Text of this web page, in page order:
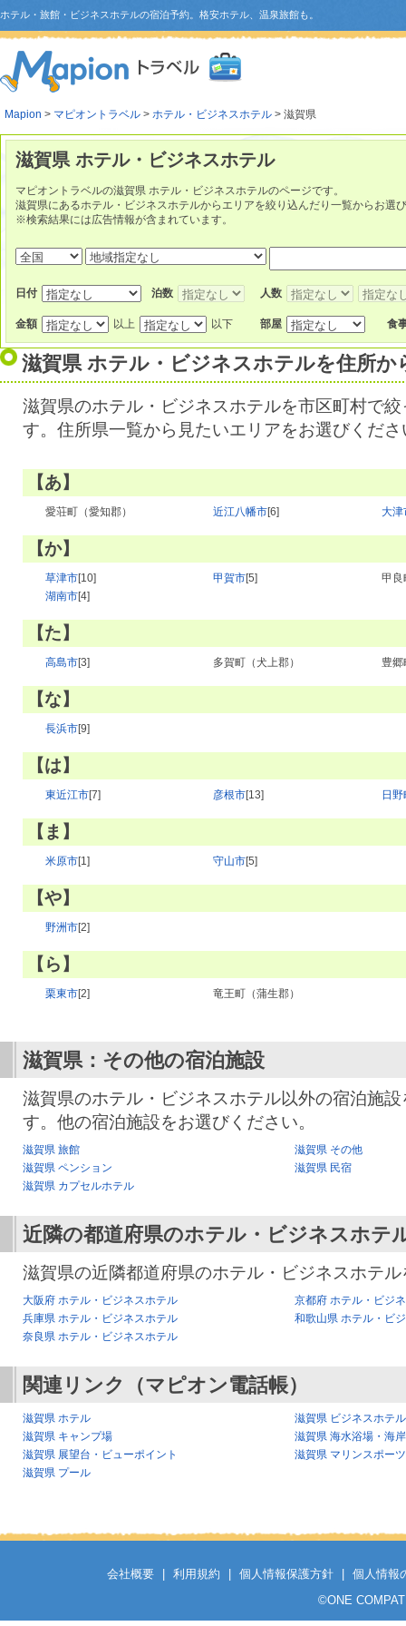
ホテル・旅館・ビジネスホテルの宿泊予約。格安ホテル、温泉旅館も。
Mapion > マピオントラベル > ホテル・ビジネスホテル > 滋賀県
滋賀県 ホテル・ビジネスホテル
マピオントラベルの滋賀県 ホテル・ビジネスホテルのページです。
滋賀県にあるホテル・ビジネスホテルからエリアを絞り込んだり一覧からお選
※検索結果には広告情報が含まれています。
日付 泊数 人数
金額 以上 以下 部屋 食
滋賀県 ホテル・ビジネスホテルを住所か
滋賀県のホテル・ビジネスホテルを市区町村で
す。住所県一覧から見たいエリアをお選びくださ
【あ】
愛荘町（愛知郡） 近江八幡市[6] 大津
【か】
草津市[10] 甲賀市[5]
甲良
湖南市[4]
【た】
高島市[3] 多賀町（犬上郡） 豊
【な】
長浜市[9]
【は】
東近江市[7] 彦根市[13] 日
【ま】
米原市[1] 守山市[5]
【や】
野洲市[2]
【ら】
栗東市[2] 竜王町（蒲生郡）
滋賀県：その他の宿泊施設
滋賀県のホテル・ビジネスホテル以外の宿泊施
す。他の宿泊施設をお選びください。
滋賀県 旅館
滋賀県 その他
滋賀県 ペンション
滋賀県 民宿
滋賀県 カプセルホテル
近隣の都道府県のホテル・ビジネスホテ
滋賀県の近隣都道府県のホテル・ビジネスホテ
大阪府 ホテル・ビジネスホテル
京都府 ホテル・ビジ
兵庫県 ホテル・ビジネスホテル
和歌山県 ホテル・ビ
奈良県 ホテル・ビジネスホテル
関連リンク（マピオン電話帳）
滋賀県 ホテル
滋賀県 ビジネスホテル
滋賀県 キャンプ場
滋賀県 海水浴場・海岸
滋賀県 展望台・ビューポイント
滋賀県 マリンスポーツ
滋賀県 プール
会社概要 利用規約 個人情報保護方針
個人情報
©ONE